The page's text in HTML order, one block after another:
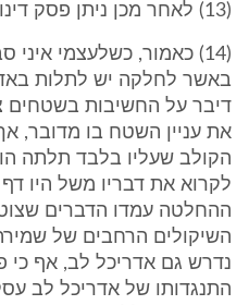
(13) לאחר מכן ניתן פסק דינו של בית המשפט קמא.
(14) כאמור, כשלעצמי
באשר לחלקה יש לתלות
דיבר על החשיבות בשטחים
את עניין השטח בו מדובר,
הקולב שעליו בלבד תלתה
לקרוא את דבריו משל היו
ההחלטה עמדו הדברים
השיקולים הרחבים של
נדרש גם אדריכל לב, אף כי
התנגדותו של אדריכל לב